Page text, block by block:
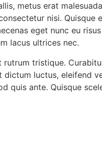
metus erat
nisi.
eget nunc eu
lacus ultrices nec.
tristique.
luctus, eleifend
quis ante. Quisque